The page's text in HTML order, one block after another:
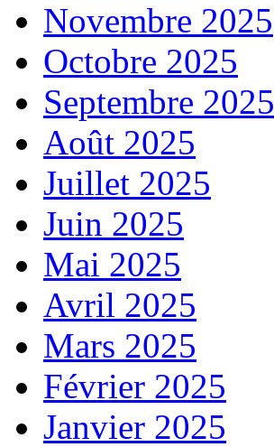
Novembre 2025
Octobre 2025
Septembre 2025
Août 2025
Juillet 2025
Juin 2025
Mai 2025
Avril 2025
Mars 2025
Février 2025
Janvier 2025